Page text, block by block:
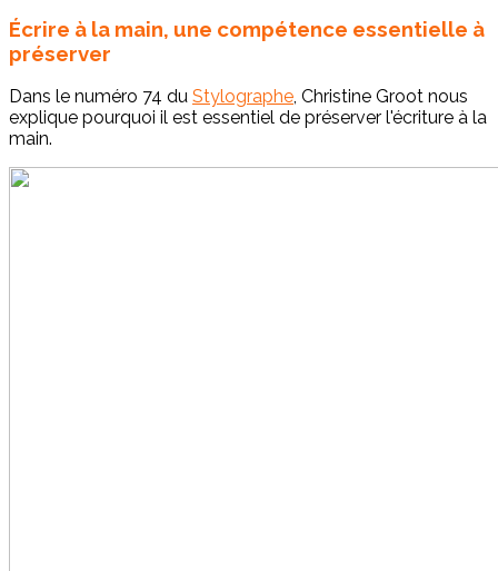
Écrire à la main, une compétence essentielle à
préserver
Dans le numéro 74 du Stylographe, Christine Groot nous
explique pourquoi il est essentiel de préserver l'écriture à la
main.